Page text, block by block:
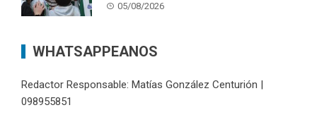
05/08/2026
WHATSAPPEANOS
Redactor Responsable: Matías González Centurión |
098955851